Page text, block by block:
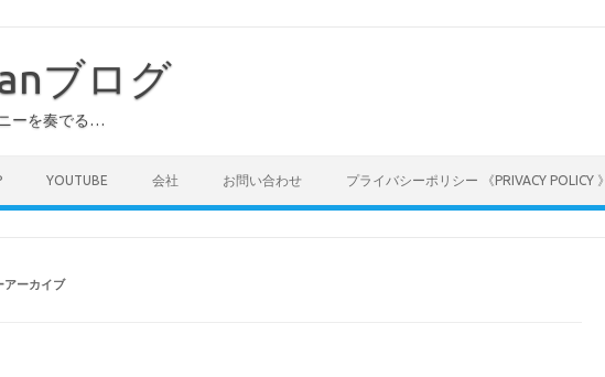
ブログ
ーを奏でる…
YOUTUBE 会社 お問い合わせ プライバシーポリシー 《PRIVACY POLICY 》
アーカイブ